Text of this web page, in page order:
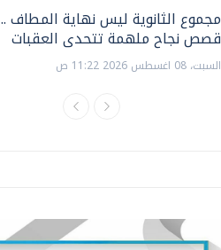
مجموع الثانوية ليس نهاية المطاف ..
قصص نجاح ملهمة تتحدى العقبات
السبت، 08 اغسطس 2026 11:22 ص